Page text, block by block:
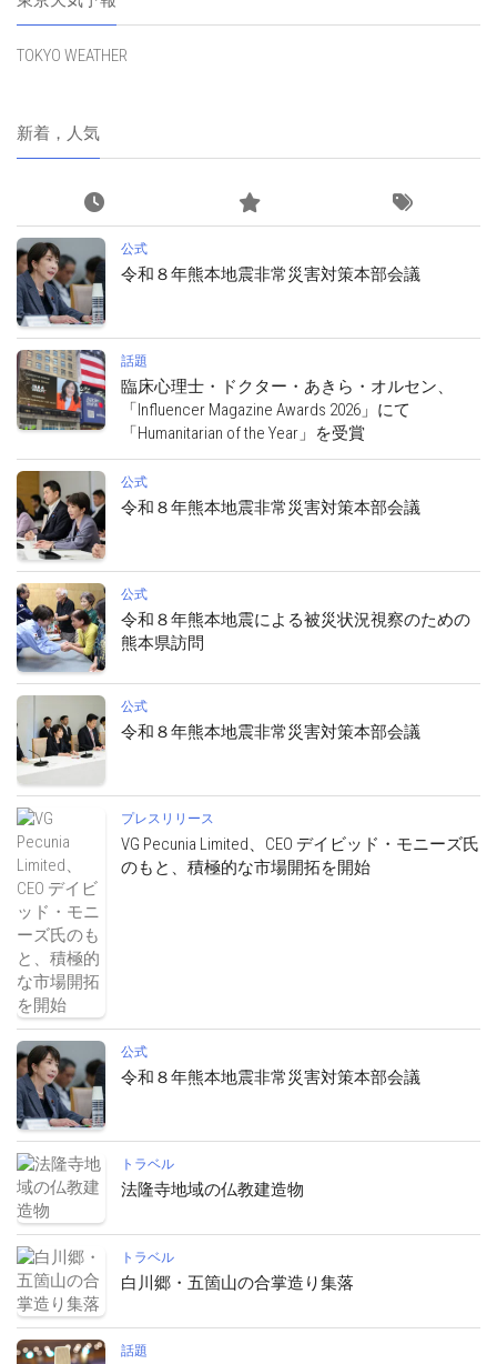
TOKYO WEATHER
新着，人気
公式
令和８年熊本地震非常災害対策本部会議
話題
臨床心理士・ドクター・あきら・オルセン、
「Influencer Magazine Awards 2026」にて
「Humanitarian of the Year」を受賞
公式
令和８年熊本地震非常災害対策本部会議
公式
令和８年熊本地震による被災状況視察のための
熊本県訪問
公式
令和８年熊本地震非常災害対策本部会議
プレスリリース
VG Pecunia Limited、CEO デイビッド・モニーズ氏
のもと、積極的な市場開拓を開始
公式
令和８年熊本地震非常災害対策本部会議
トラベル
法隆寺地域の仏教建造物
トラベル
白川郷・五箇山の合掌造り集落
話題